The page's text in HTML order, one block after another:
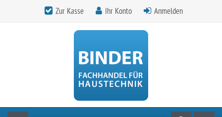
Zur Kasse Ihr Konto Anmelden